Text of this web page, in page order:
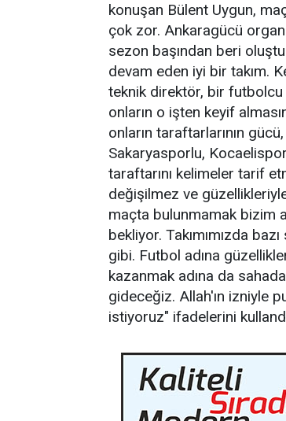
konuşan Bülent Uygun,
çok zor. Ankaragücü
sezon başından beri
devam eden iyi bir takım.
teknik direktör, bir futbolcu
onların o işten keyif
onların taraftarlarının
Sakaryasporlu,
taraftarını kelimeler tarif
değişilmez ve
maçta bulunmamak bizim
bekliyor. Takımımızda
gibi. Futbol adına
kazanmak adına da
gideceğiz. Allah'ın izniyle
istiyoruz" ifadelerini